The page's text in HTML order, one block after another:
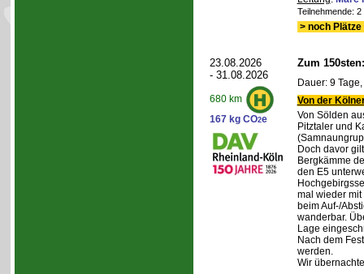
Teilnehmende:
> noch
23.08.2026
- 31.08.2026
680 km
167 kg CO2e
Zum
Dauer: 9
Von der
Von Sölden
Pitztaler und
Doch davor
Bergkämme
den E5
mal wieder
beim Auf-/
wanderbar.
Lage
Nach dem
werden.
Wir